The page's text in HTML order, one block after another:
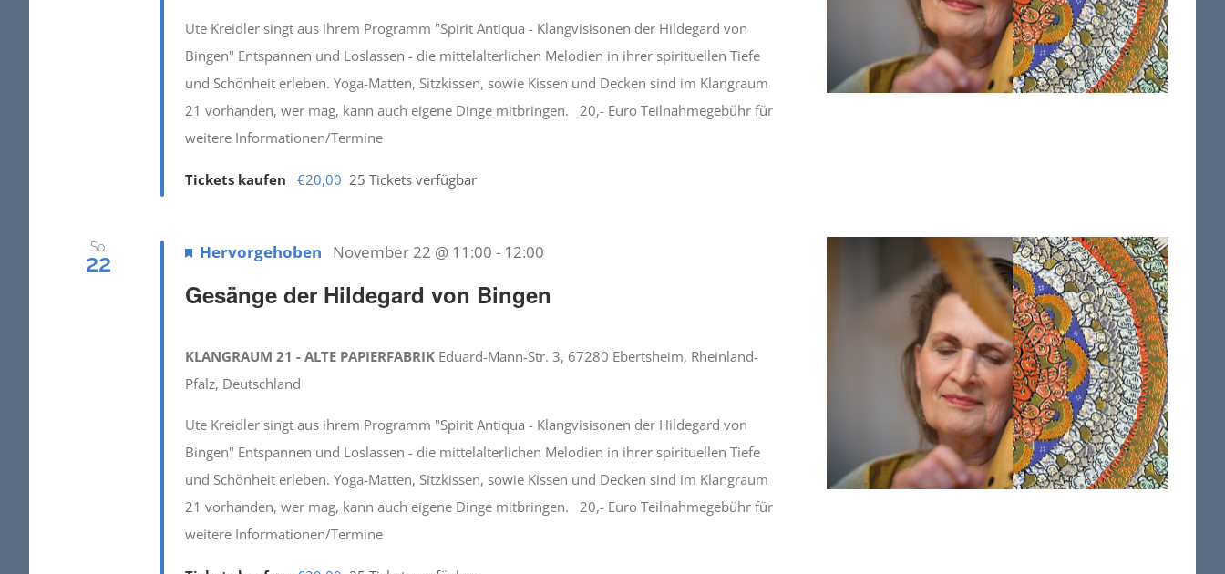
Ute Kreidler singt aus ihrem Programm "Spirit Antiqua - Klangvisisonen der Hildegard von
Bingen" Entspannen und Loslassen - die mittelalterlichen Melodien in ihrer spirituellen Tiefe
und Schönheit erleben. Yoga-Matten, Sitzkissen, sowie Kissen und Decken sind im Klangraum
21 vorhanden, wer mag, kann auch eigene Dinge mitbringen. 20,- Euro Teilnahmegebühr für
weitere Informationen/Termine
Tickets kaufen €20,00 25 Tickets verfügbar
So.
22
Gesänge der Hildegard von Bingen
Hervorgehoben November 22 @ 11:00 - 12:00
KLANGRAUM 21 - ALTE PAPIERFABRIK Eduard-Mann-Str. 3, 67280 Ebertsheim, Rheinland-
Pfalz, Deutschland
Ute Kreidler singt aus ihrem Programm "Spirit Antiqua - Klangvisisonen der Hildegard von
Bingen" Entspannen und Loslassen - die mittelalterlichen Melodien in ihrer spirituellen Tiefe
und Schönheit erleben. Yoga-Matten, Sitzkissen, sowie Kissen und Decken sind im Klangraum
21 vorhanden, wer mag, kann auch eigene Dinge mitbringen. 20,- Euro Teilnahmegebühr für
weitere Informationen/Termine